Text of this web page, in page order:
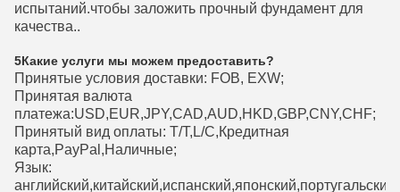
испытаний.чтобы заложить прочный фундамент для
качества..
5Какие услуги мы можем предоставить?
Принятые условия доставки: FOB, EXW;
Принятая валюта
платежа:USD,EUR,JPY,CAD,AUD,HKD,GBP,CNY,CHF;
Принятый вид оплаты: T/T,L/C,Кредитная
карта,PayPal,Наличные;
Язык: